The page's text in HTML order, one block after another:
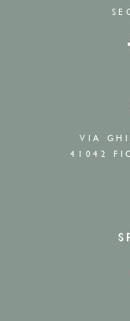
VIA
41042